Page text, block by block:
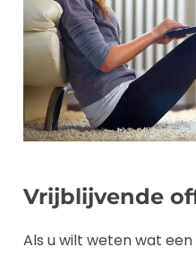
Vrijblijvende
Als u wilt weten wat